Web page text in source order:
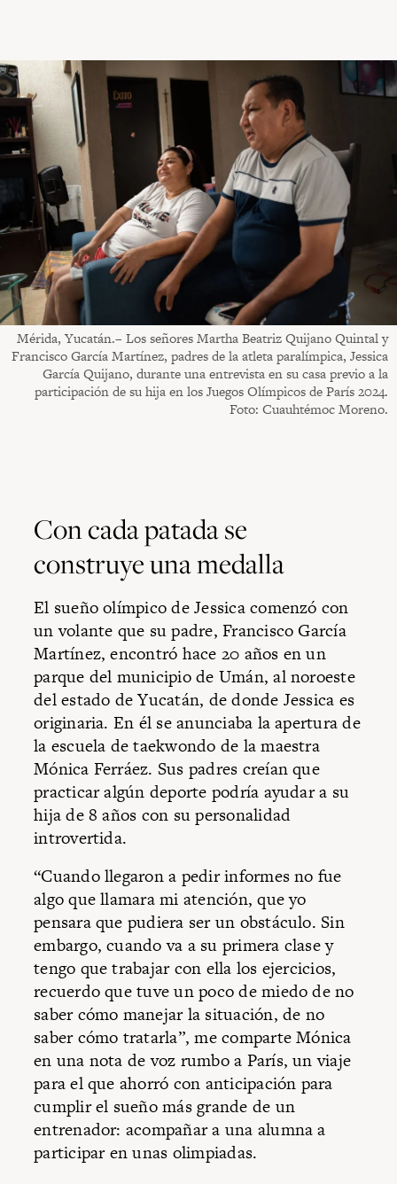
Mérida, Yucatán.– Los señores Martha Beatriz Quijano Quintal y
Francisco García Martínez, padres de la atleta paralímpica, Jessica
García Quijano, durante una entrevista en su casa previo a la
participación de su hija en los Juegos Olímpicos de París 2024.
Foto: Cuauhtémoc Moreno.
Con cada patada se
construye una medalla
El sueño olímpico de Jessica comenzó con
un volante que su padre, Francisco García
Martínez, encontró hace 20 años en un
parque del municipio de Umán, al noroeste
del estado de Yucatán, de donde Jessica es
originaria. En él se anunciaba la apertura de
la escuela de taekwondo de la maestra
Mónica Ferráez. Sus padres creían que
practicar algún deporte podría ayudar a su
hija de 8 años con su personalidad
introvertida.
“Cuando llegaron a pedir informes no fue
algo que llamara mi atención, que yo
pensara que pudiera ser un obstáculo. Sin
embargo, cuando va a su primera clase y
tengo que trabajar con ella los ejercicios,
recuerdo que tuve un poco de miedo de no
saber cómo manejar la situación, de no
saber cómo tratarla”, me comparte Mónica
en una nota de voz rumbo a París, un viaje
para el que ahorró con anticipación para
cumplir el sueño más grande de un
entrenador: acompañar a una alumna a
participar en unas olimpiadas.